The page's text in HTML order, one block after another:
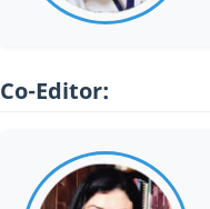
Co-Editor: